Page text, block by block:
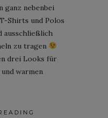
ganz nebenbei
Shirts und Polos
ausschließlich
zu tragen
drei Looks für
warmen